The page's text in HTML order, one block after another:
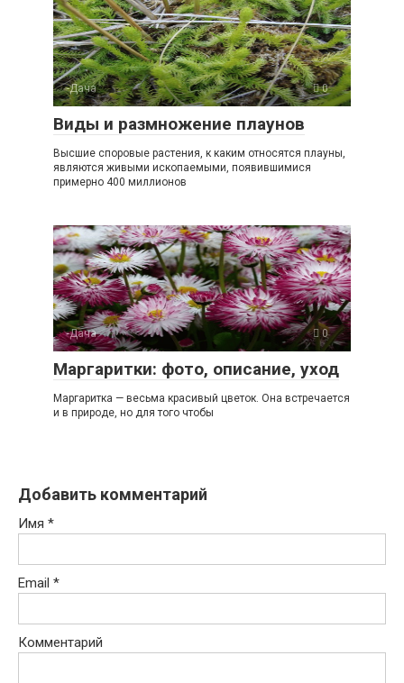
-Дача 0
Виды и размножение плаунов
Высшие споровые растения, к каким относятся плауны,
являются живыми ископаемыми, появившимися
примерно 400 миллионов
-Дача 0
Маргаритки: фото, описание, уход
Маргаритка — весьма красивый цветок. Она встречается
и в природе, но для того чтобы
Добавить комментарий
Имя *
Email *
Комментарий